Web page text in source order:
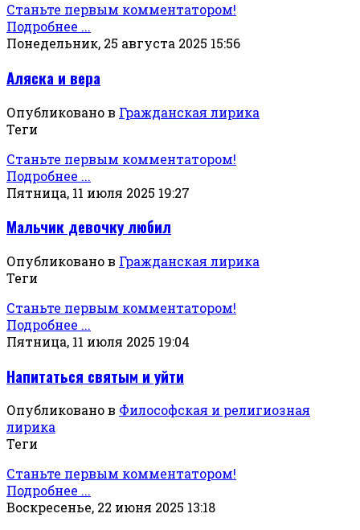
Станьте первым комментатором!
Подробнее ...
Понедельник, 25 августа 2025 15:56
Аляска и вера
Опубликовано в Гражданская лирика
Теги
Станьте первым комментатором!
Подробнее ...
Пятница, 11 июля 2025 19:27
Мальчик девочку любил
Опубликовано в Гражданская лирика
Теги
Станьте первым комментатором!
Подробнее ...
Пятница, 11 июля 2025 19:04
Напитаться святым и уйти
Опубликовано в Философская и религиозная
лирика
Теги
Станьте первым комментатором!
Подробнее ...
Воскресенье, 22 июня 2025 13:18